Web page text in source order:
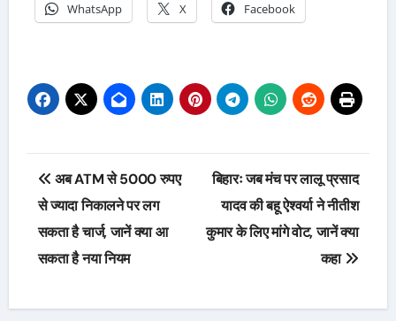
WhatsApp X Facebook
Post
navigation
अब ATM से 5000 रुपए
से ज्यादा निकालने पर लग
सकता है चार्ज, जानें क्या आ
सकता है नया नियम
बिहारः जब मंच पर लालू प्रसाद
यादव की बहू ऐश्वर्या ने नीतीश
कुमार के लिए मांगे वोट, जानें क्या
कहा